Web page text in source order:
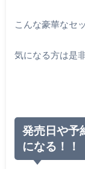
こんな豪華なセ
気になる方は是
発売日や予
になる！！